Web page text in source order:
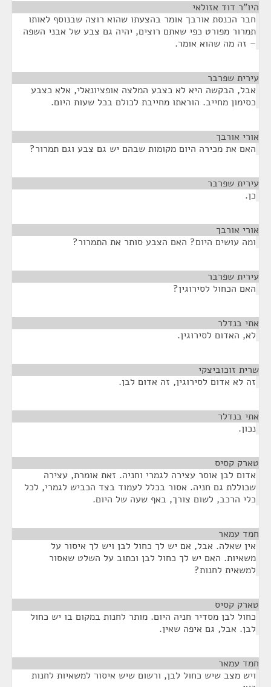
היו"ר דוד אזולאי
חבר הכנסת אורבך אומר בהצעתו שהוא רוצה שבנוסף לאותו
תמרור מפורט כפי שאתם רוצים, יהיה גם צבע של אבני השפה
– זה מה שהוא אומר.
עירית שפרבר
אבל, הבקשה היא לא כצבע המלצה אופציונאלי, אלא כצבע
כסימון מחייב. הוראתו מחייבת לכולם בכל שעות היום.
אורי אורבך
האם את מכירה היום מקומות שבהם יש גם צבע וגם תמרור?
עירית שפרבר
כן.
אורי אורבך
ומה עושים היום? האם הצבע סותר את התמרור?
עירית שפרבר
האם הכחול לסירוגין?
אתי בנדלר
לא, האדום לסירוגין.
שרית זוכוביצקי
זה לא אדום לסירוגין, זה אדום לבן.
אתי בנדלר
נכון.
טארק קסיס
אדום לבן אוסר עצירה לגמרי וחניה. זאת אומרת, עצירה
שכוללת גם חניה. אסור בכלל לעמוד בצד הכביש לגמרי, לכל
כלי הרכב, לשום צורך, באף שעה של היום.
חמד עמאר
אין שאלה. אבל, אם יש לך כחול לבן ויש לך איסור על
משאיות. האם יש לך כחול לבן וכתוב על השלט שאסור
למשאית לחנות?
טארק קסיס
כחול לבן מסדיר חניה היום. מותר לחנות במקום בו יש כחול
לבן. אבל, גם איפה שאין.
חמד עמאר
ויש מצב שיש כחול לבן, ורשום שיש איסור למשאיות לחנות